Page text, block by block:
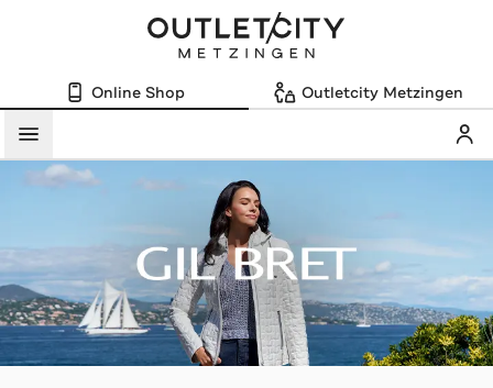
Online Shop Outletcity Metzingen
Menü